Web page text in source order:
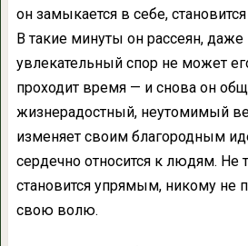
он замыкается в себе,
В такие минуты он рассеян, даже
увлекательный спор не может
проходит время — и снова он
жизнерадостный, неутомимый
изменяет своим благородным
сердечно относится к людям. Не
становится упрямым, никому не
свою волю.